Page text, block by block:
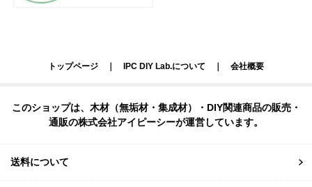
トップページ IPC DIY Lab.について 会社概要
このショップは、木材（無垢材・集成材）・DIY関連商品の販売・
通販の株式会社アイピーシーが運営しています。
送料について